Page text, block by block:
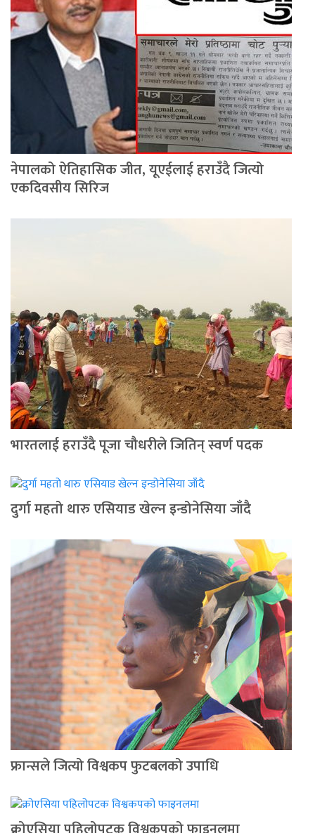
नेपालको ऐतिहासिक जीत, यूएईलाई हराउँदै जित्यो
एकदिवसीय सिरिज
भारतलाई हराउँदै पूजा चौधरीले जितिन् स्वर्ण पदक
दुर्गा महतो थारु एसियाड खेल्न इन्डोनेसिया जाँदै
फ्रान्सले जित्यो विश्वकप फुटबलको उपाधि